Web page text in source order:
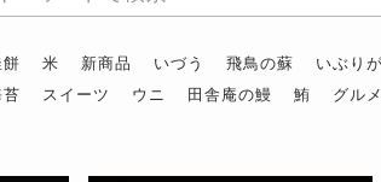
米 新商品 いづう 飛鳥の蘇 いぶり
スイーツ ウニ 田舎庵の鰻 鮪 グル